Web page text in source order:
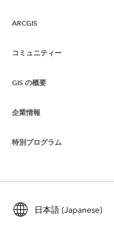
ARCGIS
ArcGIS の概要
マッピング
コミュニティー
Esri Community
ArcGIS ブログ
Esri Young Professionals Network
GIS の概要
GIS とは
ロケーション インテリジェンス
トレーニング
ArcUser
企業情報
Esri について
採用情報
特別プログラム
ArcGIS for Student Use
日本語 (Japanese)